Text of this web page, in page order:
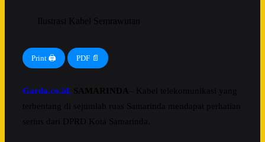
Ilustrasi Kabel Semrawutan
Print 🖨 PDF 📄
Garda.co.id, SAMARINDA
– Kabel telekomunikasi yang
terbentang di sejumlah ruas Samarinda mendapat perhatian
serius dari DPRD Kota Samarinda.